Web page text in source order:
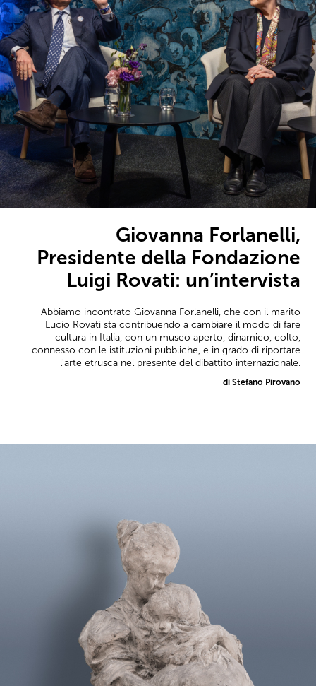
Giovanna Forlanelli,
Presidente della Fondazione
Luigi Rovati: un’intervista
Abbiamo incontrato Giovanna Forlanelli, che con il marito
Lucio Rovati sta contribuendo a cambiare il modo di fare
cultura in Italia, con un museo aperto, dinamico, colto,
connesso con le istituzioni pubbliche, e in grado di riportare
l'arte etrusca nel presente del dibattito internazionale.
di Stefano Pirovano